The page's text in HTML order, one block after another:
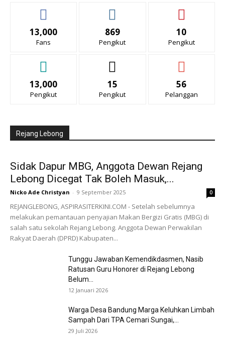
13,000
Fans
869
Pengikut
10
Pengikut
13,000
Pengikut
15
Pengikut
56
Pelanggan
Rejang Lebong
Sidak Dapur MBG, Anggota Dewan Rejang
Lebong Dicegat Tak Boleh Masuk,...
Nicko Ade Christyan - 9 September 2025 0
REJANGLEBONG, ASPIRASITERKINI.COM - Setelah sebelumnya
melakukan pemantauan penyajian Makan Bergizi Gratis (MBG) di
salah satu sekolah Rejang Lebong. Anggota Dewan Perwakilan
Rakyat Daerah (DPRD) Kabupaten...
Tunggu Jawaban Kemendikdasmen, Nasib
Ratusan Guru Honorer di Rejang Lebong
Belum...
12 Januari 2026
Warga Desa Bandung Marga Keluhkan Limbah
Sampah Dari TPA Cemari Sungai,...
29 Juli 2026